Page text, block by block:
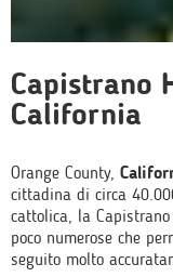
Capistrano
California
Orange County,
cittadina di circa
cattolica, la
poco numerose che
seguito molto